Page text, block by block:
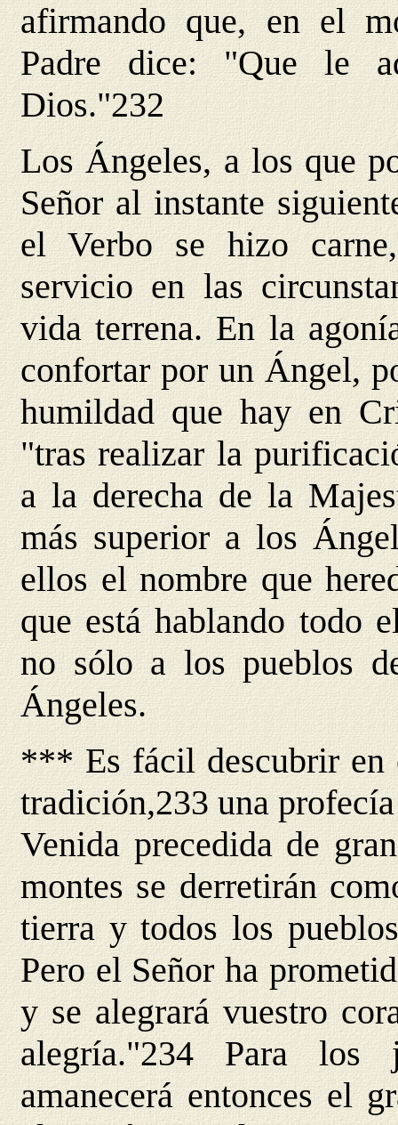
afirmando que, en el
Padre dice: "Que le
Dios."232
Los Ángeles, a los que
Señor al instante
el Verbo se hizo
servicio en las
vida terrena. En la
confortar por un Ángel,
humildad que hay en
"tras realizar la
a la derecha de la
más superior a los
ellos el nombre que
que está hablando todo
no sólo a los pueblos
Ángeles.
*** Es fácil descubrir en
tradición,233 una
Venida precedida de
montes se derretirán
tierra y todos los
Pero el Señor ha
y se alegrará vuestro
alegría."234 Para
amanecerá entonces el